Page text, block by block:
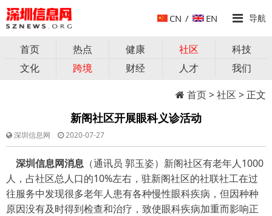
CN / EN 导航
首页 热点 健康 社区
科技
文化
跨境 财经 人才
我们
首页>社区 > 正文
新阁社区开展眼科义诊活动
深圳信息网 2020-07-27
深圳信息网消息 （通讯员 郭玉姿） 新阁社区有老年人1000
人，占社区总人口的10%左右，驻新阁社区的社联社工在过
往服务中发现很多老年人患有各种慢性眼科疾病，但因种种
原因没有及时得到检查和治疗，致使眼科疾病加重而影响正